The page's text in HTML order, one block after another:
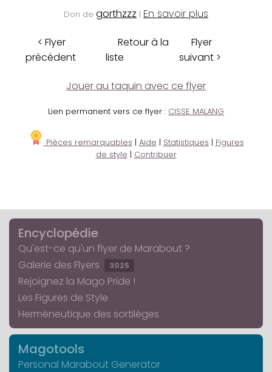
Don de gorthzzz | En savoir plus
< Flyer
précédent
Retour à la
liste
Flyer
suivant >
Jouer au taquin avec ce flyer
Lien permanent vers ce flyer : CISSE MALANG
Pièces remarquables | Aide | Statistiques | Figures
de style | Contribuer
Encyclopédie
Qu'est-ce qu'un flyer de Marabout ?
Galerie des Flyers
3025
Rejoignez la Mago Pride !
Les Figures de Style
Herméneutique des sortilèges
Magotools
Personal Marabout Generator